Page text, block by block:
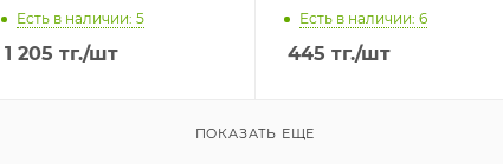
Есть в наличии: 5
1 205 тг./шт
Есть в наличии: 6
445 тг./шт
ПОКАЗАТЬ ЕЩЕ